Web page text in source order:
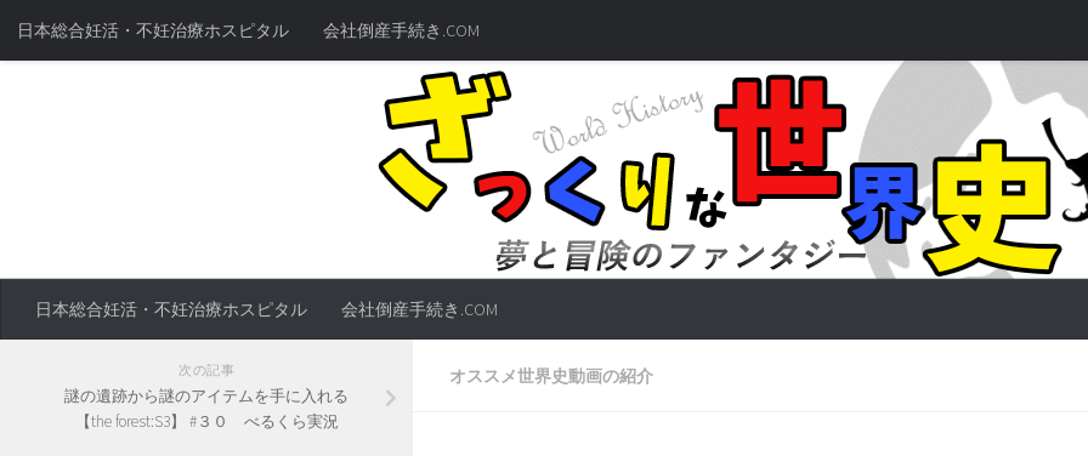
日本総合妊活・不妊治療ホスピタル 会社倒産手続き.COM
日本総合妊活・不妊治療ホスピタル 会社倒産手続き.COM
オススメ世界史動画の紹介
次の記事
謎の遺跡から謎のアイテムを手に入れる
【the forest:S3】 #３０ べるくら実況